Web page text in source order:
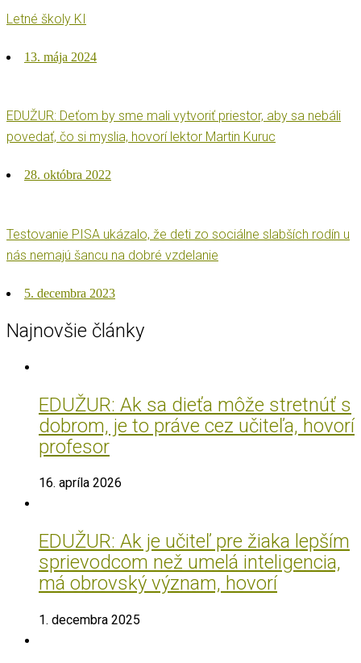
Letné školy KI
Posted
13. mája 2024
EDUŽUR: Deťom by sme mali vytvoriť priestor, aby sa nebáli
povedať, čo si myslia, hovorí lektor Martin Kuruc
Posted
28. októbra 2022
Testovanie PISA ukázalo, že deti zo sociálne slabších rodín u
nás nemajú šancu na dobré vzdelanie
Posted
5. decembra 2023
Najnovšie články
EDUŽUR: Ak sa dieťa môže stretnúť s
dobrom, je to práve cez učiteľa, hovorí
profesor
16. apríla 2026
EDUŽUR: Ak je učiteľ pre žiaka lepším
sprievodcom než umelá inteligencia,
má obrovský význam, hovorí
1. decembra 2025